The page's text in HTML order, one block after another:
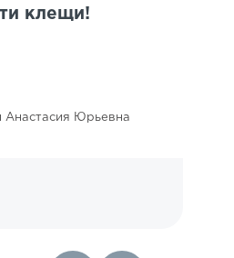
клещи!
Анастасия Юрьевна